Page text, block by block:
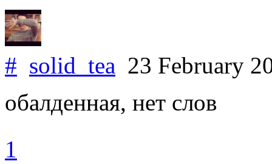
# solid_tea 23 February
обалденная, нет слов
1